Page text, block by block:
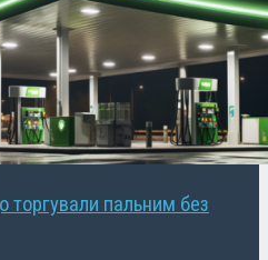
торгували пальним без